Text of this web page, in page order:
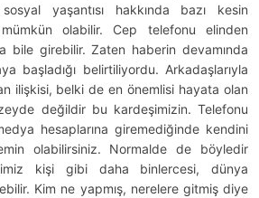
yaşantısı hakkında bazı kesin
olabilir. Cep telefonu elinden
bile girebilir. Zaten haberin devamında
başladığı belirtiliyordu. Arkadaşlarıyla
ilişkisi, belki de en önemlisi hayata olan
değildir bu kardeşimizin. Telefonu
hesaplarına giremediğinde kendini
olabilirsiniz. Normalde de böyledir
kişi gibi daha binlercesi, dünya
Kim ne yapmış, nerelere gitmiş diye